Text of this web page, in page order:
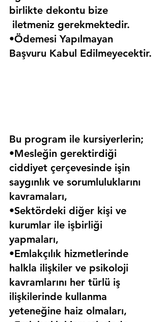
birlikte dekontu bize
iletmeniz gerekmektedir.
•Ödemesi Yapılmayan
Başvuru Kabul Edilmeyecektir.
Bu program ile kursiyerlerin;
•Mesleğin gerektirdiği
ciddiyet çerçevesinde işin
saygınlık ve sorumluluklarını
kavramaları,
•Sektördeki diğer kişi ve
kurumlar ile işbirliği
yapmaları,
•Emlakçılık hizmetlerinde
halkla ilişkiler ve psikoloji
kavramlarını her türlü iş
ilişkilerinde kullanma
yeteneğine haiz olmaları,